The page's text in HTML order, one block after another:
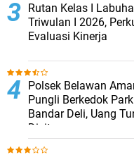
Rutan Kelas I
Triwulan I 2026,
Evaluasi Kinerja
Polsek Belawan
Pungli Berkedok
Bandar Deli, Uang
Disita